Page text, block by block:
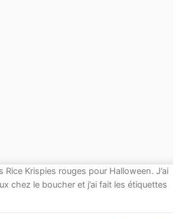
Rice Krispies rouges pour Halloween. J’ai
chez le boucher et j’ai fait les étiquettes